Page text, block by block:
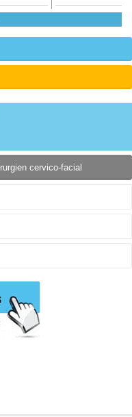
cervico-facial